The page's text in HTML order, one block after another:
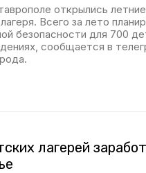
открылись
Всего за лето
безопасности для 700
сообщается в
лагерей